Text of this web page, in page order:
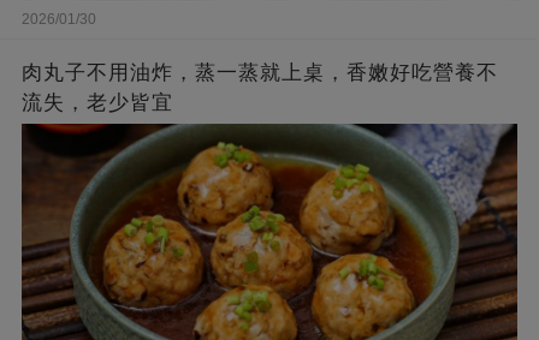
2026/01/30
肉丸子不用油炸，蒸一蒸就上桌，香嫩好吃營養不
流失，老少皆宜